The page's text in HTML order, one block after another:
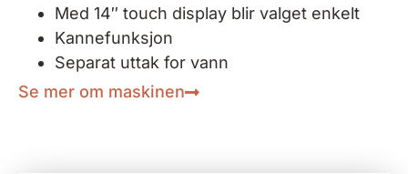
Med 14″ touch display blir valget enkelt
Kannefunksjon
Separat uttak for vann
Se mer om maskinen